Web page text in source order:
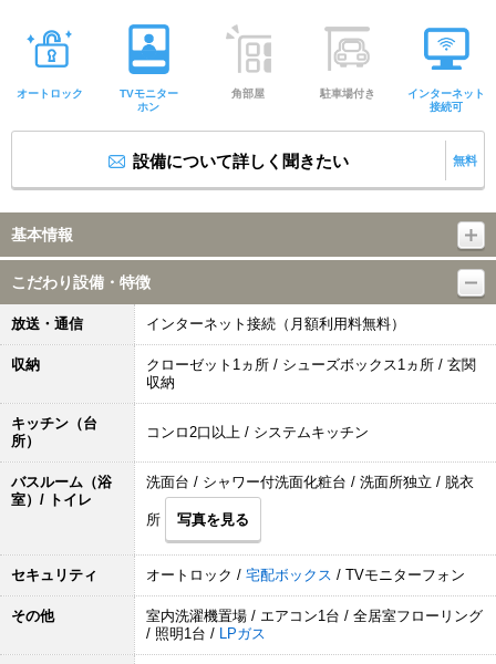
オートロック
TVモニター
ホン
角部屋 駐車場付き
インターネット
接続可
設備について詳しく聞きたい 無料
基本情報
こだわり設備・特徴
放送・通信 インターネット接続（月額利用料無料）
収納
クローゼット1ヵ所 / シューズボックス1ヵ所 / 玄関
収納
キッチン（台
所）
コンロ2口以上 / システムキッチン
バスルーム（浴
室）/ トイレ
洗面台 / シャワー付洗面化粧台 / 洗面所独立 / 脱衣
所 写真を見る
セキュリティ オートロック / 宅配ボックス / TVモニターフォン
その他
室内洗濯機置場 / エアコン1台 / 全居室フローリング
/ 照明1台 / LPガス